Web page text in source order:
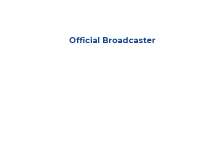
Official Broadcaster